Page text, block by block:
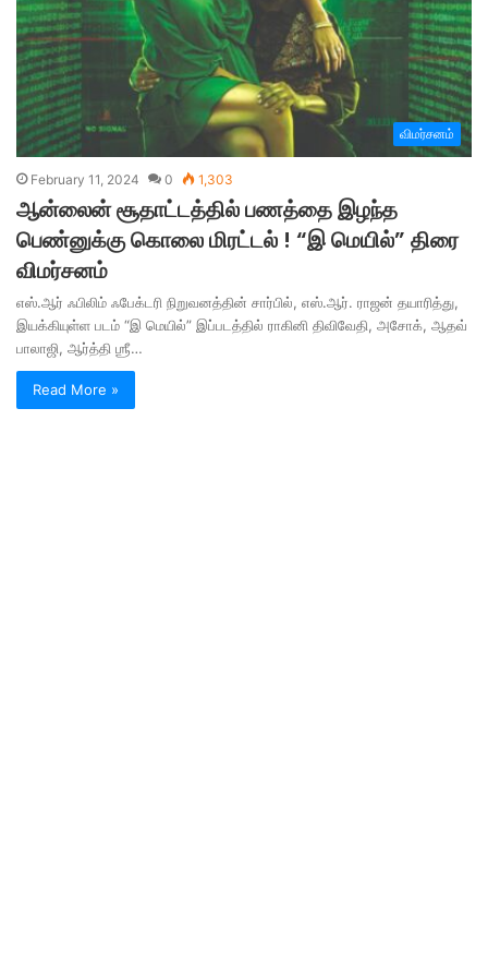
விமர்சனம்
February 11, 2024 0 1,303
ஆன்லைன் சூதாட்டத்தில் பணத்தை இழந்த
பெண்னுக்கு கொலை மிரட்டல் ! “இ மெயில்” திரை
விமர்சனம்
எஸ்.ஆர் ஃபிலிம் ஃபேக்டரி நிறுவனத்தின் சார்பில், எஸ்.ஆர். ராஜன் தயாரித்து,
இயக்கியுள்ள படம் “இ மெயில்” இப்படத்தில் ராகினி திவிவேதி, அசோக், ஆதவ்
பாலாஜி, ஆர்த்தி ஶ்ரீ…
Read More »